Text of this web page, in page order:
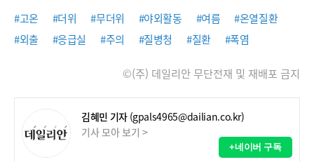
#고온 #더위 #무더위 #야외활동 #여름
#온열질환
#외출
#응급실 #주의 #질병청 #질환 #폭염
©(주) 데일리안 무단전재 및 재배포 금지
김혜민 기자 (gpals4965@dailian.co.kr)
기사 모아 보기 >
+네이버 구독